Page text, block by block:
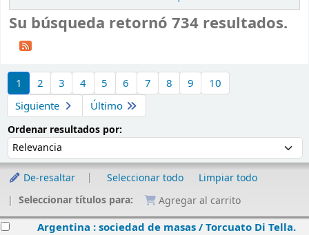
Su búsqueda retornó 734 resultados.
1
2 3 4 5 6 7 8 9
10
Siguiente
Último
Ordenar resultados por:
De-resaltar Seleccionar todo
Limpiar todo
Seleccionar títulos para:
Agregar al carrito
Argentina : sociedad de masas /Torcuato Di Tella.